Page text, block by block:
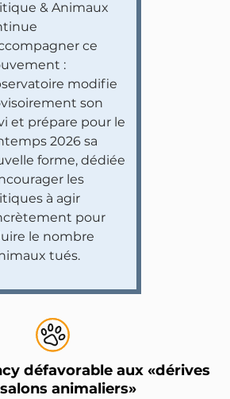
& Animaux
ce
:
modifie
son
et prépare pour le
2026 sa
forme, dédiée
les
à agir
pour
le nombre
tués.
défavorable aux «dérives
animaliers»